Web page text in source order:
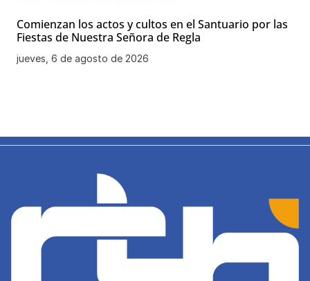
Comienzan los actos y cultos en el Santuario por las
Fiestas de Nuestra Señora de Regla
jueves, 6 de agosto de 2026